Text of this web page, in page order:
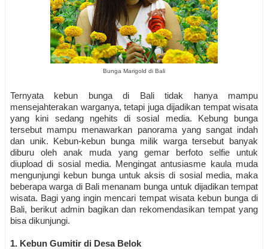
Bunga Marigold di Bali
Ternyata kebun bunga di Bali tidak hanya mampu
mensejahterakan warganya, tetapi juga dijadikan tempat wisata
yang kini sedang ngehits di sosial media. Kebung bunga
tersebut mampu menawarkan panorama yang sangat indah
dan unik. Kebun-kebun bunga milik warga tersebut banyak
diburu oleh anak muda yang gemar berfoto selfie untuk
diupload di sosial media. Mengingat antusiasme kaula muda
mengunjungi kebun bunga untuk aksis di sosial media, maka
beberapa warga di Bali menanam bunga untuk dijadikan tempat
wisata. Bagi yang ingin mencari tempat wisata kebun bunga di
Bali, berikut admin bagikan dan rekomendasikan tempat yang
bisa dikunjungi.
1. Kebun Gumitir di Desa Belok